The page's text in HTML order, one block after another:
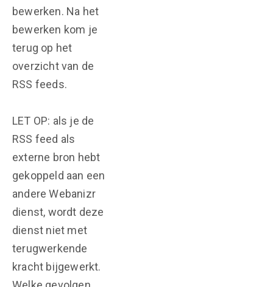
bewerken. Na het
bewerken kom je
terug op het
overzicht van de
RSS feeds.
LET OP: als je de
RSS feed als
externe bron hebt
gekoppeld aan een
andere Webanizr
dienst, wordt deze
dienst niet met
terugwerkende
kracht bijgewerkt.